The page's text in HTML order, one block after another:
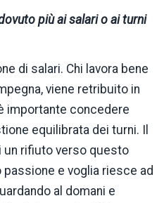
più ai salari o ai turni
di salari. Chi lavora bene
viene retribuito in
importante concedere
equilibrata dei turni. Il
un rifiuto verso questo
passione e voglia riesce ad
al domani e